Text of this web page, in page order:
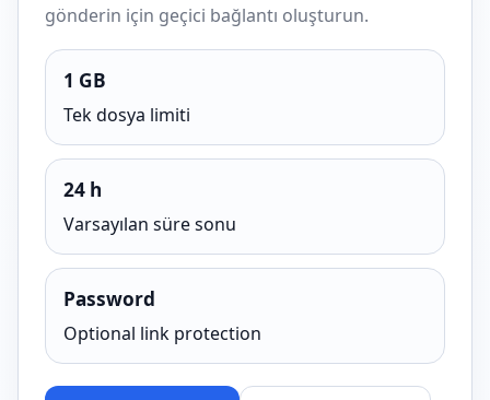
gönderin için geçici bağlantı oluşturun.
1 GB
Tek dosya limiti
24 h
Varsayılan süre sonu
Password
Optional link protection